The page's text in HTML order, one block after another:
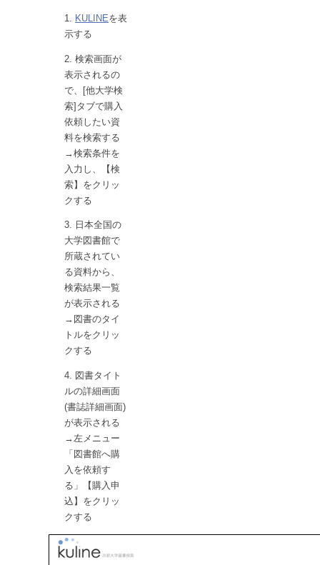
KULINEを表
示する
検索画面が
表示されるの
で、[他大学検
索]タブで購入
依頼したい資
料を検索する
→検索条件を
入力し、【検
索】をクリッ
クする
日本全国の
大学図書館で
所蔵されてい
る資料から、
検索結果一覧
が表示される
→図書のタイ
トルをクリッ
クする
図書タイト
ルの詳細画面
(書誌詳細画面)
が表示される
→左メニュー
「図書館へ購
入を依頼す
る」【購入申
込】をクリッ
クする